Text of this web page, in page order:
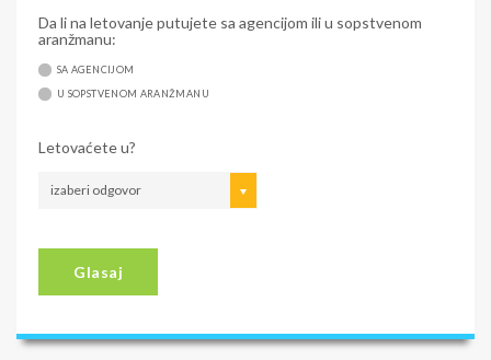
Da li na letovanje putujete sa agencijom ili u sopstvenom
aranžmanu:
SA AGENCIJOM
U SOPSTVENOM ARANŽMANU
Letovaćete u?
izaberi odgovor
Glasaj